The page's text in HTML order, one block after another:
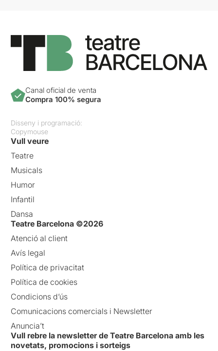
Canal oficial de venta
Compra 100% segura
Disseny i programació:
Copymouse
Vull veure
Teatre
Musicals
Humor
Infantil
Dansa
Teatre Barcelona ©2026
Atenció al client
Avís legal
Política de privacitat
Política de cookies
Condicions d’ús
Comunicacions comercials i Newsletter
Anuncia’t
Vull rebre la newsletter de Teatre Barcelona amb les
novetats, promocions i sorteigs